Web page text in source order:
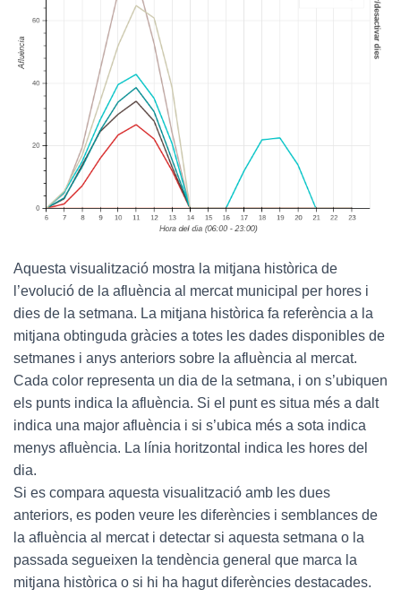
Aquesta visualització mostra la mitjana històrica de
l’evolució de la afluència al mercat municipal per hores i
dies de la setmana. La mitjana històrica fa referència a la
mitjana obtinguda gràcies a totes les dades disponibles de
setmanes i anys anteriors sobre la afluència al mercat.
Cada color representa un dia de la setmana, i on s’ubiquen
els punts indica la afluència. Si el punt es situa més a dalt
indica una major afluència i si s’ubica més a sota indica
menys afluència. La línia horitzontal indica les hores del
dia.
Si es compara aquesta visualització amb les dues
anteriors, es poden veure les diferències i semblances de
la afluència al mercat i detectar si aquesta setmana o la
passada segueixen la tendència general que marca la
mitjana històrica o si hi ha hagut diferències destacades.